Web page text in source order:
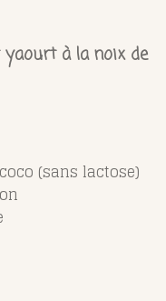
yaourt à la noix de
(sans lactose)